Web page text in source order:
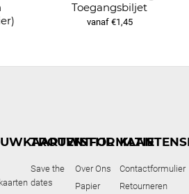
Toegangsbiljet
vanaf €1,45
TROUWSTIJL
Save the
dates
INFORMATIE
Over Ons
Papier
Contactformulier
Retourneren